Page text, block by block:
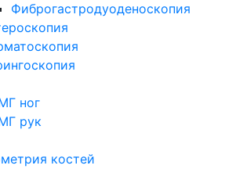
Фиброгастродуоденоскопия
ног
рук
костей